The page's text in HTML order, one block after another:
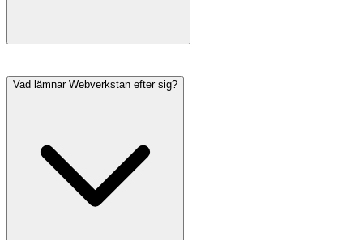
Vad lämnar Webverkstan efter sig?